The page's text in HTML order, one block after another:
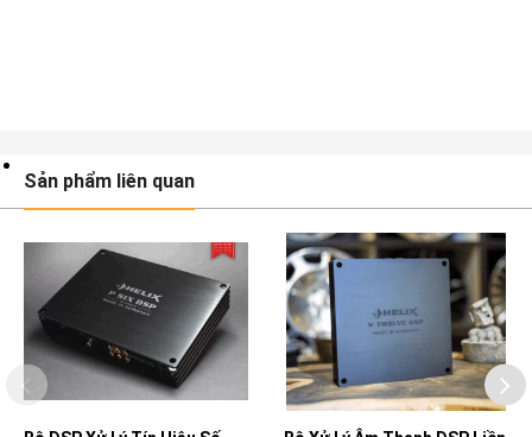
Sản phẩm liên quan